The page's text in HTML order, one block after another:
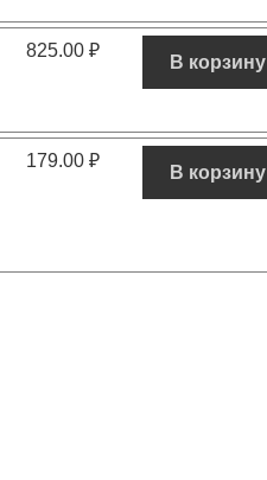
825.00₽
В корзину
179.00₽
В корзину